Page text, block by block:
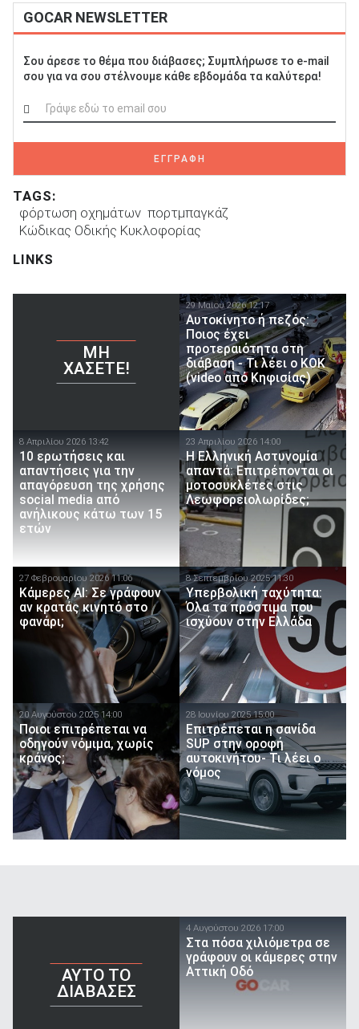
GOCAR NEWSLETTER
Σου άρεσε το θέμα που διάβασες; Συμπλήρωσε το e-mail
σου για να σου στέλνουμε κάθε εβδομάδα τα καλύτερα!
ΕΓΓΡΑΦΗ
TAGS:
φόρτωση οχημάτων πορτμπαγκάζ
Κώδικας Οδικής Κυκλοφορίας
LINKS
ΜΗ
ΧΆΣΕΤΕ!
29 Μαίου 2026 12:17
Αυτοκίνητο ή πεζός:
Ποιος έχει
προτεραιότητα στη
διάβαση - Τι λέει ο ΚΟΚ
(video από Κηφισίας)
8 Απριλίου 2026 13:42
10 ερωτήσεις και
απαντήσεις για την
απαγόρευση της χρήσης
social media από
ανήλικους κάτω των 15
ετών
23 Απριλίου 2026 14:00
Η Ελληνική Αστυνομία
απαντά: Επιτρέπονται οι
μοτοσυκλέτες στις
Λεωφορειολωρίδες;
27 Φεβρουαρίου 2026 11:06
Κάμερες AI: Σε γράφουν
αν κρατάς κινητό στο
φανάρι;
8 Σεπτεμβρίου 2025 11:30
Υπερβολική ταχύτητα:
Όλα τα πρόστιμα που
ισχύουν στην Ελλάδα
20 Αυγούστου 2025 14:00
Ποιοι επιτρέπεται να
οδηγούν νόμιμα, χωρίς
κράνος;
28 Ιουνίου 2025 15:00
Επιτρέπεται η σανίδα
SUP στην οροφή
αυτοκινήτου- Τι λέει ο
νόμος
AYTO TO
ΔΙΑΒΑΣΕΣ
4 Αυγούστου 2026 17:00
Στα πόσα χιλιόμετρα σε
γράφουν οι κάμερες στην
Αττική Οδό